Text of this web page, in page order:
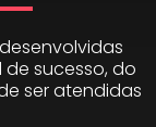
sucesso, do
ser atendidas